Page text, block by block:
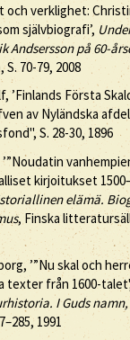
och verklighet:
självbiografi’,
Andsersson på 60-
70-79, 2008
’Finlands Första
av Nyländska
S. 28-30, 1896
kirjoitukset
elämä.
, Finska
’”Nu skal och
texter från 1600-
I Guds namn,
1991